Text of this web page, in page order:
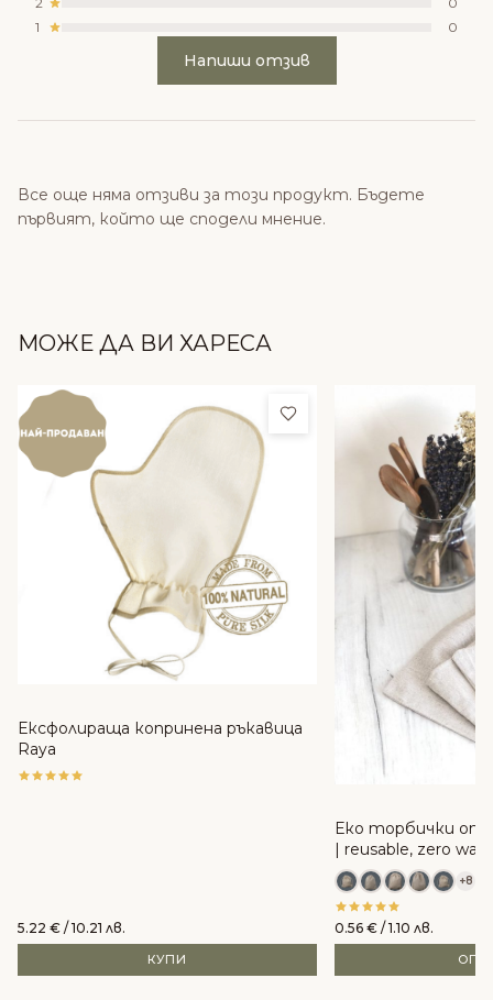
1
0
Напиши отзив
Все още няма отзиви за този продукт. Бъдете
първият, който ще сподели мнение.
МОЖЕ ДА ВИ ХАРЕСА
Добави в любими
Ексфолираща копринена ръкавица
Raya
5.22 € / 10.21 лв.
КУПИ
Еко торбички от
| reusable, zero
+8
0.56 € / 1.10 лв.